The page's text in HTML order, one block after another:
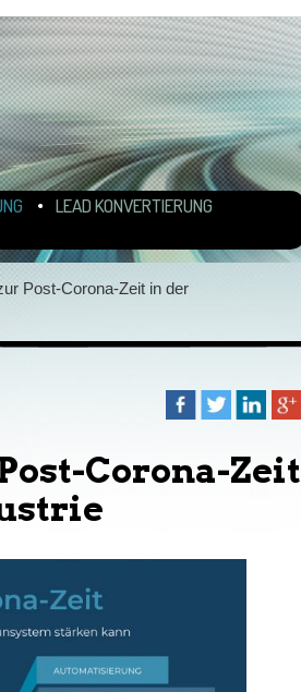
LEAD KONVERTIERUNG
Post-Corona-Zeit in der
Corona-Zeit